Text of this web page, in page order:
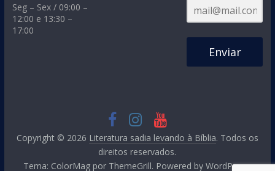
Seg – Sex / 09:00 –
12:00 e 13:30 –
17:00
Enviar
Copyright © 2026 Literatura sadia levando à Bíblia. Todos os
direitos reservados.
Tema: ColorMag por ThemeGrill. Powered byWordPress.